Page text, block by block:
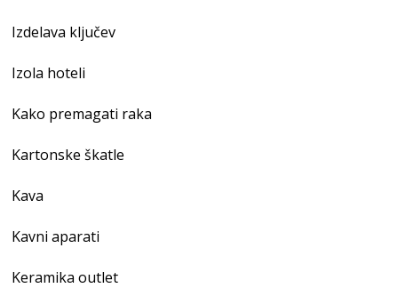
Izdelava ključev
Izola hoteli
Kako premagati raka
Kartonske škatle
Kava
Kavni aparati
Keramika outlet